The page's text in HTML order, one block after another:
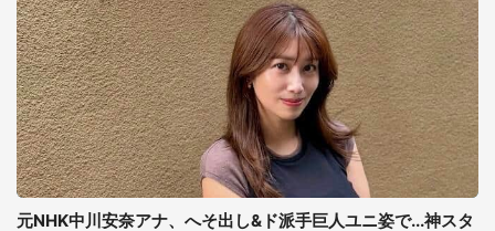
元NHK中川安奈アナ、へそ出し&ド派手巨人ユニ姿で...神スタ